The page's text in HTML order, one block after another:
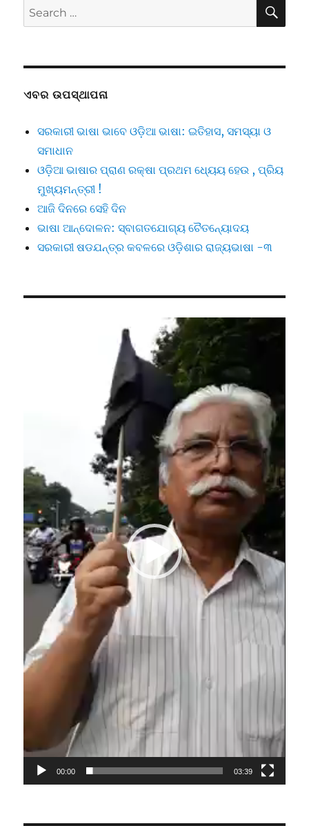
Search
for:
ଏବର ଉପସ୍ଥାପନା
ସରକାରୀ ଭାଷା ଭାବେ ଓଡ଼ିଆ ଭାଷା: ଇତିହାସ, ସମସ୍ୟା ଓ
ସମାଧାନ
ଓଡ଼ିଆ ଭାଷାର ପ୍ରାଣ ରକ୍ଷା ପ୍ରଥମ ଧ୍ୟେୟ ହେଉ , ପ୍ରିୟ
ମୁଖ୍ୟମନ୍ତ୍ରୀ !
ଆଜି ଦିନରେ ସେହି ଦିନ
ଭାଷା ଆନ୍ଦୋଳନ: ସ୍ବାଗତଯୋଗ୍ୟ ଚୈତନ୍ୟୋଦୟ
ସରକାରୀ ଷଡଯନ୍ତ୍ର କବଳରେ ଓଡ଼ିଶାର ରାଜ୍ୟଭାଷା -୩
00:00 03:39